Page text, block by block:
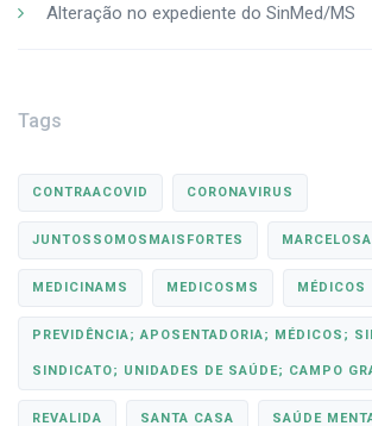
Alteração no expediente do SinMed/MS
Tags
CONTRAACOVID CORONAVIRUS
JUNTOSSOMOSMAISFORTES
MEDICINAMS MEDICOSMS MÉDICOS
PREVIDÊNCIA; APOSENTADORIA; MÉDICOS;
SINDICATO; UNIDADES DE SAÚDE; CAMPO
REVALIDA SANTA CASA SAÚDE